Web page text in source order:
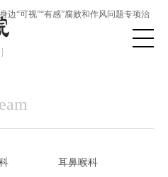
边“可视”“有感”腐败和作风问题专项治
欢迎访问！
边“可视”“有感”腐败和作风问题专项治
耳鼻喉科